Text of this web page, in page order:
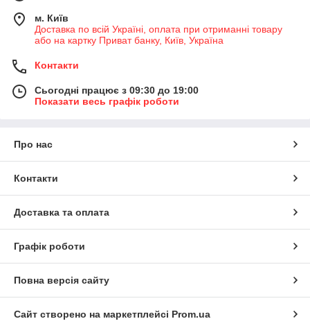
м. Київ
Доставка по всій Україні, оплата при отриманні товару
або на картку Приват банку, Київ, Україна
Контакти
Сьогодні працює з 09:30 до 19:00
Показати весь графік роботи
Про нас
Контакти
Доставка та оплата
Графік роботи
Повна версія сайту
Сайт створено на маркетплейсі Prom.ua